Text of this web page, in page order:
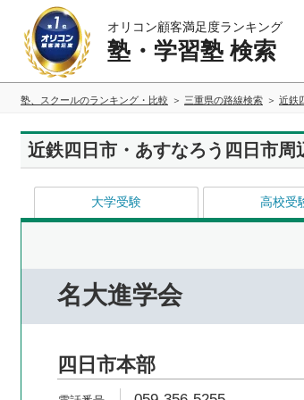
オリコン顧客満足度ランキング
塾・学習塾 検索
塾、スクールのランキング・比較 三重県の路線検索 近鉄
近鉄四日市・あすなろう四日市周
大学受験 高校受
名大進学会
四日市本部